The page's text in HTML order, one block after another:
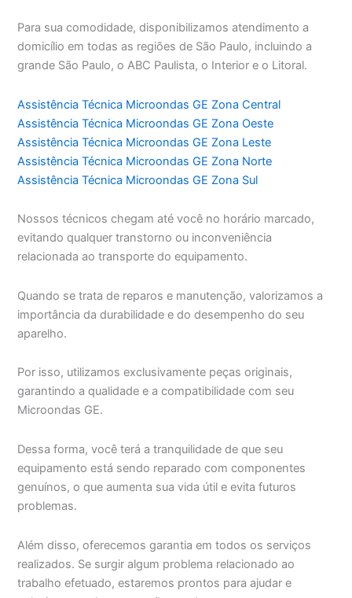
Para sua comodidade, disponibilizamos atendimento a
domicílio em todas as regiões de São Paulo, incluindo a
grande São Paulo, o ABC Paulista, o Interior e o Litoral.
Assistência Técnica Microondas GE Zona Central
Assistência Técnica Microondas GE Zona Oeste
Assistência Técnica Microondas GE Zona Leste
Assistência Técnica Microondas GE Zona Norte
Assistência Técnica Microondas GE Zona Sul
Nossos técnicos chegam até você no horário marcado,
evitando qualquer transtorno ou inconveniência
relacionada ao transporte do equipamento.
Quando se trata de reparos e manutenção, valorizamos a
importância da durabilidade e do desempenho do seu
aparelho.
Por isso, utilizamos exclusivamente peças originais,
garantindo a qualidade e a compatibilidade com seu
Microondas GE.
Dessa forma, você terá a tranquilidade de que seu
equipamento está sendo reparado com componentes
genuínos, o que aumenta sua vida útil e evita futuros
problemas.
Além disso, oferecemos garantia em todos os serviços
realizados. Se surgir algum problema relacionado ao
trabalho efetuado, estaremos prontos para ajudar e